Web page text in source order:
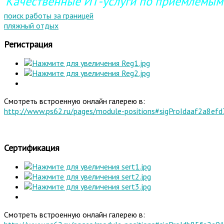
поиск работы за границей
пляжный отдых
Регистрация
Смотреть встроенную онлайн галерею в:
http://www.ps62.ru/pages/module-
Сертификация
Смотреть встроенную онлайн галерею в: